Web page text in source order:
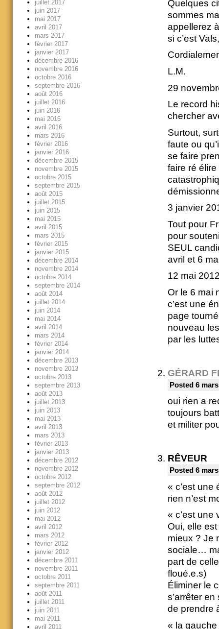
Quelques
sommes
appellerez
si c’est
L.M.
29
Le record
chercher
Surtout,
faute ou
se faire
faire ré
3 janvier
Tout pour
pour
SEUL
avril et 6
12 mai
Or le 6 mai
c’est une
page
nouveau
par les
GÉRARD
Posted 6
oui rien a
toujours
et militer
RÊVEUR
Posted 6
« c’est une
rien n’est
« c’est une
Oui, elle
mieux ? Je
sociale…
part de
floué.e.s)
Éliminer le
s’arrêter
de prendre
« la
juillet 2017
juin 2017
mai 2017
avril 2017
mars 2017
février 2017
janvier 2017
décembre 2016
novembre 2016
octobre 2016
septembre 2016
août 2016
juillet 2016
juin 2016
mai 2016
avril 2016
mars 2016
février 2016
janvier 2016
décembre 2015
novembre 2015
octobre 2015
septembre 2015
août 2015
juillet 2015
juin 2015
mai 2015
avril 2015
mars 2015
février 2015
janvier 2015
décembre 2014
novembre 2014
octobre 2014
septembre 2014
août 2014
juillet 2014
juin 2014
mai 2014
avril 2014
mars 2014
février 2014
janvier 2014
décembre 2013
novembre 2013
octobre 2013
septembre 2013
août 2013
juillet 2013
juin 2013
mai 2013
avril 2013
mars 2013
février 2013
janvier 2013
décembre 2012
novembre 2012
octobre 2012
septembre 2012
août 2012
juillet 2012
juin 2012
mai 2012
avril 2012
mars 2012
février 2012
janvier 2012
décembre 2011
novembre 2011
octobre 2011
septembre 2011
août 2011
juillet 2011
juin 2011
mai 2011
avril 2011